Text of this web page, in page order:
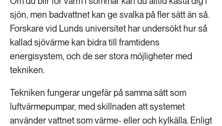
sjön, men badvattnet kan ge svalka på fler sätt än så.
Forskare vid Lunds universitet har undersökt hur så
kallad sjövärme kan bidra till framtidens
energisystem, och de ser stora möjligheter med
tekniken.
Tekniken fungerar ungefär på samma sätt som
luftvärmepumpar, med skillnaden att systemet
använder vattnet som värme- eller och kylkälla. Enligt